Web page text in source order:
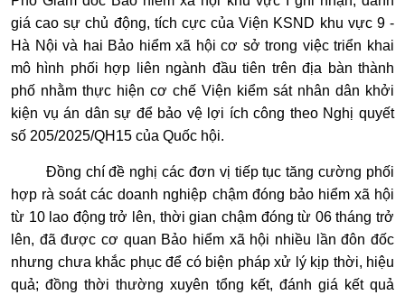
giá cao sự chủ động, tích cực của Viện KSND khu vực 9 -
Hà Nội và hai Bảo hiểm xã hội cơ sở trong việc triển khai
mô hình phối hợp liên ngành đầu tiên trên địa bàn thành
phố nhằm thực hiện cơ chế Viện kiểm sát nhân dân khởi
kiện vụ án dân sự để bảo vệ lợi ích công theo Nghị quyết
số 205/2025/QH15 của Quốc hội.
Đồng chí đề nghị các đơn vị tiếp tục tăng cường phối
hợp rà soát các doanh nghiệp chậm đóng bảo hiểm xã hội
từ 10 lao động trở lên, thời gian chậm đóng từ 06 tháng trở
lên, đã được cơ quan Bảo hiểm xã hội nhiều lần đôn đốc
nhưng chưa khắc phục để có biện pháp xử lý kịp thời, hiệu
quả; đồng thời thường xuyên tổng kết, đánh giá kết quả